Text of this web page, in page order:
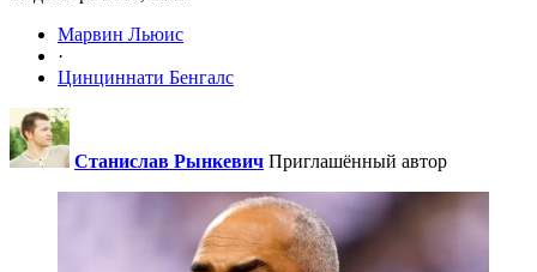
Марвин Льюис
·
Цинциннати Бенгалс
Станислав Рынкевич Приглашённый автор